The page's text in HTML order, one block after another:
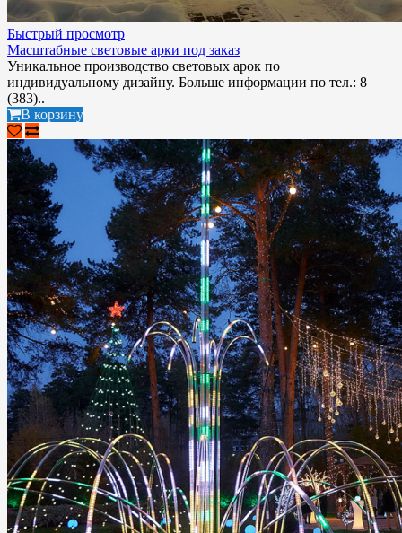
Быстрый просмотр
Масштабные световые арки под заказ
Уникальное производство световых арок по
индивидуальному дизайну. Больше информации по тел.: 8
(383)..
В корзину